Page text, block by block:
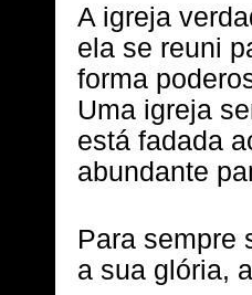
A igreja
ela se reuni
forma
Uma igreja
está fadada
abundante
Para sempre
a sua glória,